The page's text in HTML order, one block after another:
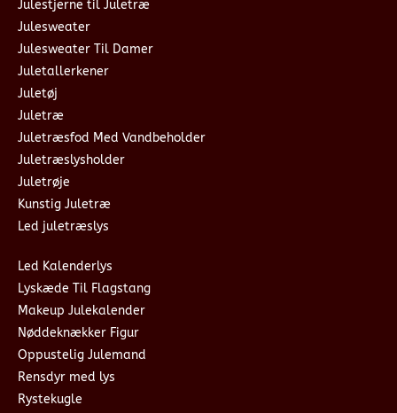
Julestjerne til Juletræ
Julesweater
Julesweater Til Damer
Juletallerkener
Juletøj
Juletræ
Juletræsfod Med Vandbeholder
Juletræslysholder
Juletrøje
Kunstig Juletræ
Led juletræslys
Led Kalenderlys
Lyskæde Til Flagstang
Makeup Julekalender
Nøddeknækker Figur
Oppustelig Julemand
Rensdyr med lys
Rystekugle